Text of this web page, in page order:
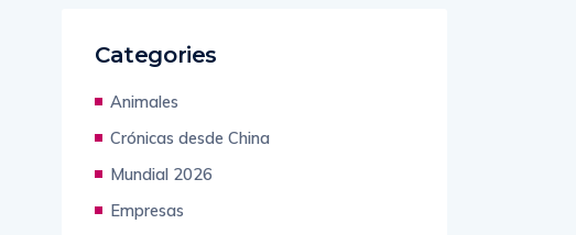
Categories
Animales
Crónicas desde China
Mundial 2026
Empresas